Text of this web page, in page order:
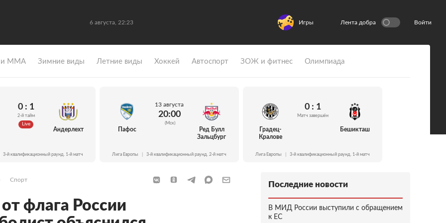
6 августа, 22:23 Игры Лента добра Войти
и ММА Зимние виды Летние виды Хоккей Автоспорт ЗОЖ и фитнес Олимпиада
0 : 1
2-й тайм
Live
Андерлехт
3-й квалификационный раунд. 1-й матч
Пафос
13 августа
20:00
(Мск)
Ред Булл
Зальцбург
Лига Европы 3-й квалификационный раунд. 2-й матч
Градец-
Кралове
0 : 1
Матч завершён
Бешикташ
Лига Европы 3-й квалификационный раунд. 1-й матч
Спорт
флага России
Последние новости
В МИД России выступили с обращением
к ЕС